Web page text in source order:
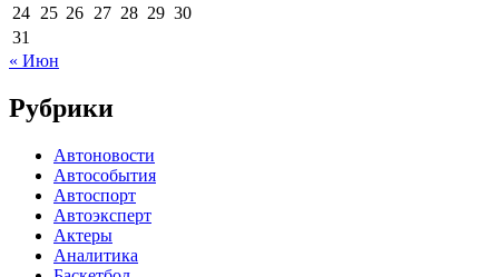
24 25 26 27 28 29 30
31
« Июн
Рубрики
Автоновости
Автособытия
Автоспорт
Автоэксперт
Актеры
Аналитика